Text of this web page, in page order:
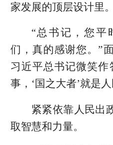
家发展的顶层设计里。
“总书记，您平
们，真的感谢您。”
习近平总书记微笑
事，‘国之大者’就是
紧紧依靠人民出
取智慧和力量。